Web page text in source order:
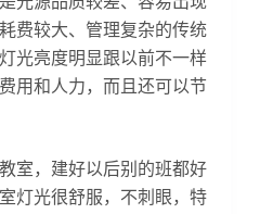
费较大、管理复杂的传统
光亮度明显跟以前不一样
用和人力，而且还可以节
室，建好以后别的班都好
灯光很舒服，不刺眼，特